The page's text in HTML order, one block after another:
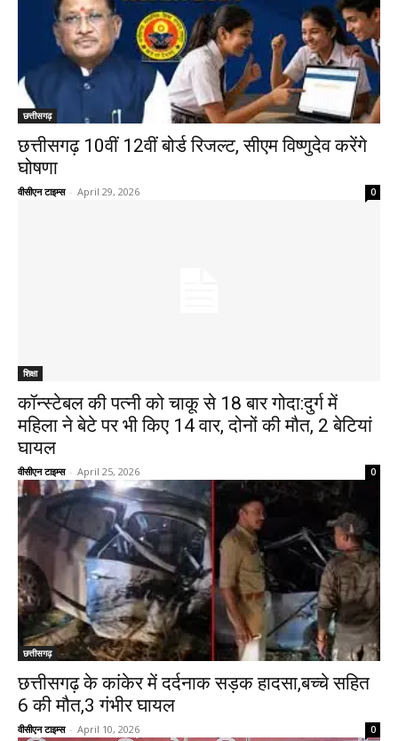
छत्तीसगढ़
छत्तीसगढ़ 10वीं 12वीं बोर्ड रिजल्ट, सीएम विष्णुदेव करेंगे
घोषणा
वीसीएन टाइम्स - April 29, 2026 0
शिक्षा
कॉन्स्टेबल की पत्नी को चाकू से 18 बार गोदा:दुर्ग में
महिला ने बेटे पर भी किए 14 वार, दोनों की मौत, 2 बेटियां
घायल
वीसीएन टाइम्स - April 25, 2026 0
छत्तीसगढ़
छत्तीसगढ़ के कांकेर में दर्दनाक सड़क हादसा,बच्चे सहित
6 की मौत,3 गंभीर घायल
वीसीएन टाइम्स - April 10, 2026 0